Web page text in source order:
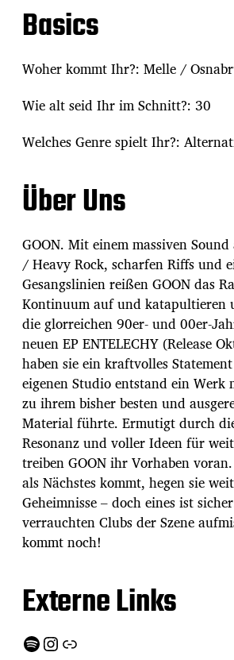
t
r
g
s
a
u
Basics
Woher kommt Ihr?: Melle /
Wie alt seid Ihr im Schnitt?: 30
Welches Genre spielt Ihr?:
Über Uns
GOON. Mit einem massiven
/ Heavy Rock, scharfen Riffs und
Gesangslinien reißen GOON das
Kontinuum auf und katapultieren
die glorreichen 90er- und 00er-
neuen EP ENTELECHY (Release
haben sie ein kraftvolles
eigenen Studio entstand ein Werk
zu ihrem bisher besten und
Material führte. Ermutigt durch
Resonanz und voller Ideen für
treiben GOON ihr Vorhaben
als Nächstes kommt, hegen sie
Geheimnisse – doch eines ist
verrauchten Clubs der Szene
kommt noch!
Externe Links
Spotify Instagram Link